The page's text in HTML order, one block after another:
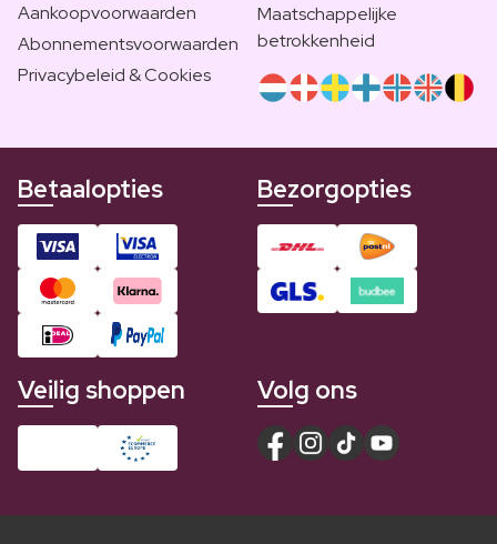
Aankoopvoorwaarden
Abonnementsvoorwaarden
Privacybeleid & Cookies
Maatschappelijke
betrokkenheid
Betaalopties Bezorgopties
Veilig shoppen Volg ons